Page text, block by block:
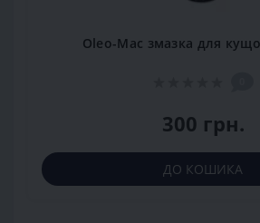
Oleo-Mac змазка для
300 грн.
ДО КОШИКА